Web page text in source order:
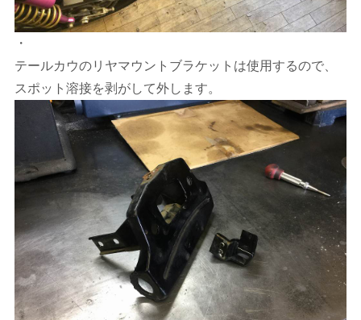
・
テールカウのリヤマウントブラケットは使用するので、
スポット溶接を剥がして外します。